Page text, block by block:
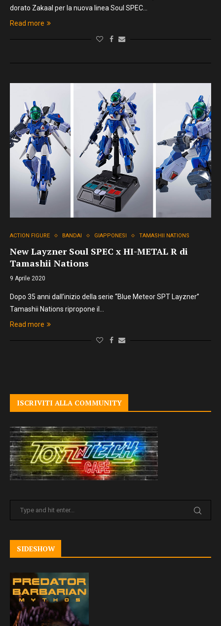
dorato Zakaal per la nuova linea Soul SPEC…
Read more
ACTION FIGURE BANDAI GIAPPONESI TAMASHII NATIONS
New Layzner Soul SPEC x HI-METAL R di
Tamashii Nations
9 Aprile 2020
Dopo 35 anni dall’inizio della serie “Blue Meteor SPT Layzner”
Tamashii Nations ripropone il…
Read more
ISCRIVITI ALLA COMMUNITY
SIDESHOW